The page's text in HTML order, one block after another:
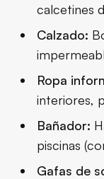
calcetines
Calzado:
Ropa
interiores,
Bañador:
piscinas
Gafas de